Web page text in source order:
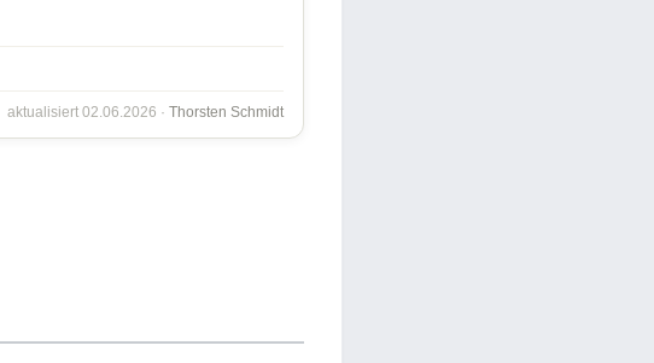
aktualisiert 02.06.2026 ·Thorsten Schmidt